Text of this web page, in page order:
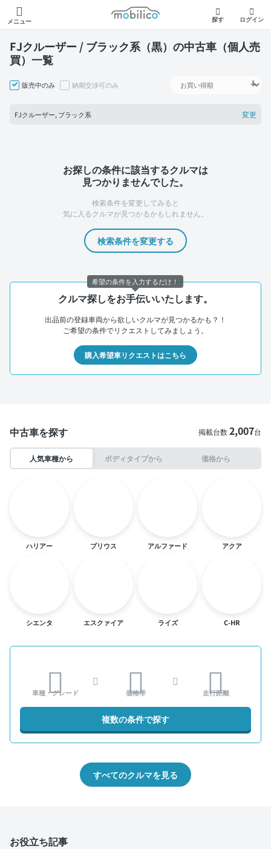
メニュー
モビリコ
探す ログイン
FJクルーザー / ブラック系（黒）の中古車（個人売
買）一覧
販売中のみ 納期交渉可のみ
FJクルーザー, ブラック系 変更
お探しの条件に該当するクルマは
見つかりませんでした。
検索条件を変更してみると
気に入るクルマが見つかるかもしれません。
検索条件を変更する
クルマ探しをお手伝いいたします。
出品前の登録車両から欲しいクルマが見つかるかも？！
ご希望の条件でリクエストしてみましょう。
購入希望車リクエストはこちら
中古車を探す 掲載台数2,007台
人気車種から ボディタイプから 価格から
ハリアー プリウス アルファード アクア
シエンタ エスクァイア ライズ C-HR
車種・グレード 価格帯 走行距離
複数の条件で探す
すべてのクルマを見る
お役立ち記事
希望の条件を入力するだけ！